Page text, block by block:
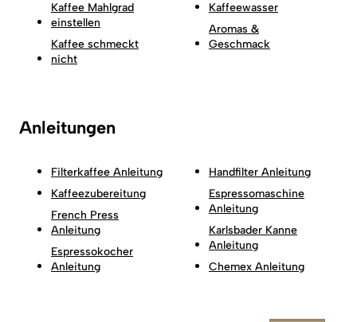
Kaffee Mahlgrad
einstellen
Kaffee schmeckt
nicht
Kaffeewasser
Aromas &
Geschmack
Anleitungen
Filterkaffee Anleitung
Kaffeezubereitung
French Press
Anleitung
Espressokocher
Anleitung
Handfilter Anleitung
Espressomaschine
Anleitung
Karlsbader Kanne
Anleitung
Chemex Anleitung